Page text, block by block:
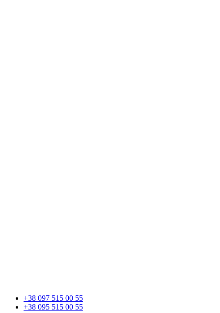
+38 097 515 00 55
+38 095 515 00 55